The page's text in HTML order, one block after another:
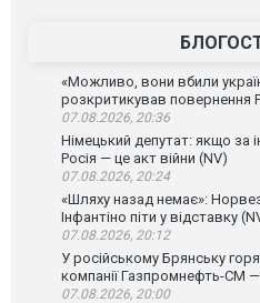
«Можливо, вони вбили
розкритикував повернення
07.08.2026, 20:36
Німецький депутат: якщо за
Росія — це акт війни (NV)
07.08.2026, 20:24
«Шляху назад немає»:
Інфантіно піти у відставку
07.08.2026, 20:12
У російському Брянську
компанії Газпромнефть-СМ —
07.08.2026, 20:00